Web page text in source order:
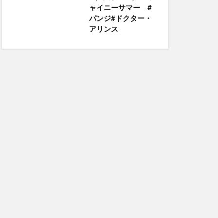
ャイニーサマー #
パンジ#ドクター・
アリンス